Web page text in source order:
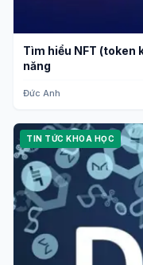
Tìm hiểu NFT (token
năng
Đức Anh
TIN TỨC KHOA HỌC